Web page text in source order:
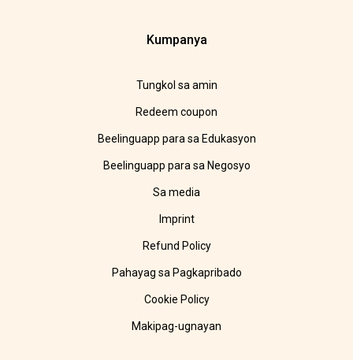
Kumpanya
Tungkol sa amin
Redeem coupon
Beelinguapp para sa Edukasyon
Beelinguapp para sa Negosyo
Sa media
Imprint
Refund Policy
Pahayag sa Pagkapribado
Cookie Policy
Makipag-ugnayan